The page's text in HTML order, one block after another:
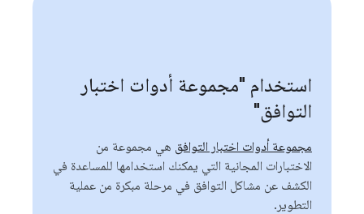
استخدام "مجموعة أدوات اختبار
التوافق"
مجموعة أدوات اختبار التوافق هي مجموعة من
الاختبارات المجانية التي يمكنك استخدامها للمساعدة في
الكشف عن مشاكل التوافق في مرحلة مبكرة من عملية
التطوير.